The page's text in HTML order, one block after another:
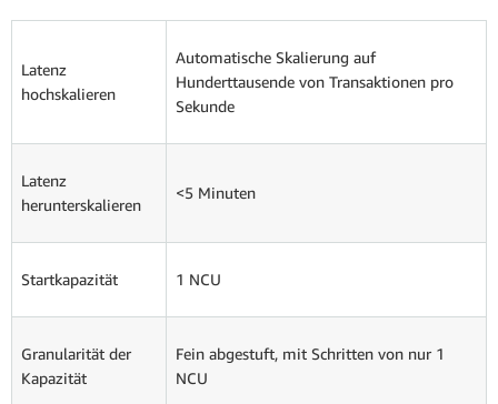
Latenz
hochskalieren
Automatische Skalierung auf
Hunderttausende von Transaktionen pro
Sekunde
Latenz
herunterskalieren
<5 Minuten
Startkapazität 1 NCU
Granularität der
Kapazität
Fein abgestuft, mit Schritten von nur 1
NCU